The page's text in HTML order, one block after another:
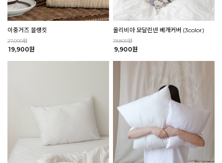
이중거즈 블랭킷
27,000원
19,900원
올리비아 모달린넨 베개커버 (3color)
19,800원
9,900원